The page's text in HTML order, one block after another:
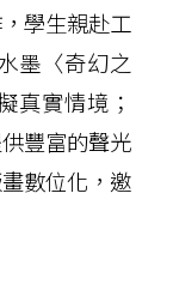
學生親赴工
墨〈奇幻之
真實情境；
豐富的聲光
數位化，邀